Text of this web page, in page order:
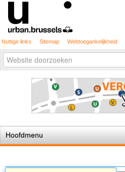
Nuttige links Sitemap Webtoegankelijkheid
Zoek
Geavanceerd
zoeken...
Hoofdmenu
De spelregels